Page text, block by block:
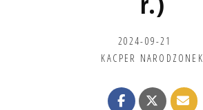
2024-09-21
KACPER NARODZONEK